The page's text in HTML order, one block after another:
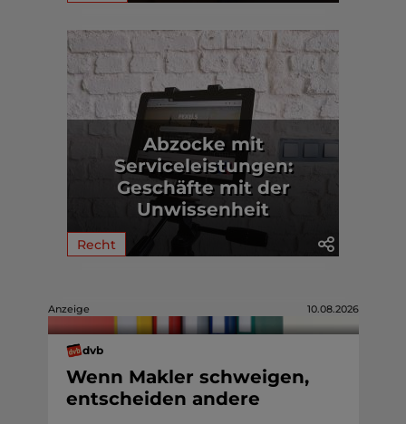
Abzocke mit
Serviceleistungen:
Geschäfte mit der
Unwissenheit
Recht
Anzeige 10.08.2026
dvb
Wenn Makler schweigen,
entscheiden andere